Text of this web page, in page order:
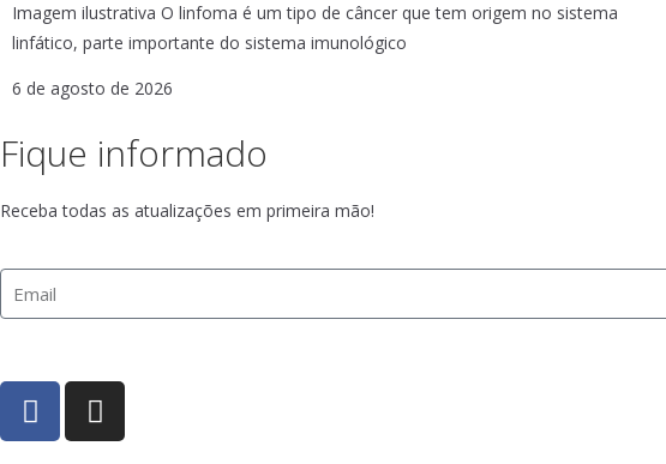
Imagem ilustrativa O linfoma é um tipo de câncer que tem origem no sistema
linfático, parte importante do sistema imunológico
6 de agosto de 2026
Fique informado
Receba todas as atualizações em primeira mão!